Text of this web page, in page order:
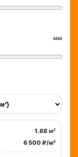
мм
1.68 м²
6 500 ₽/м²